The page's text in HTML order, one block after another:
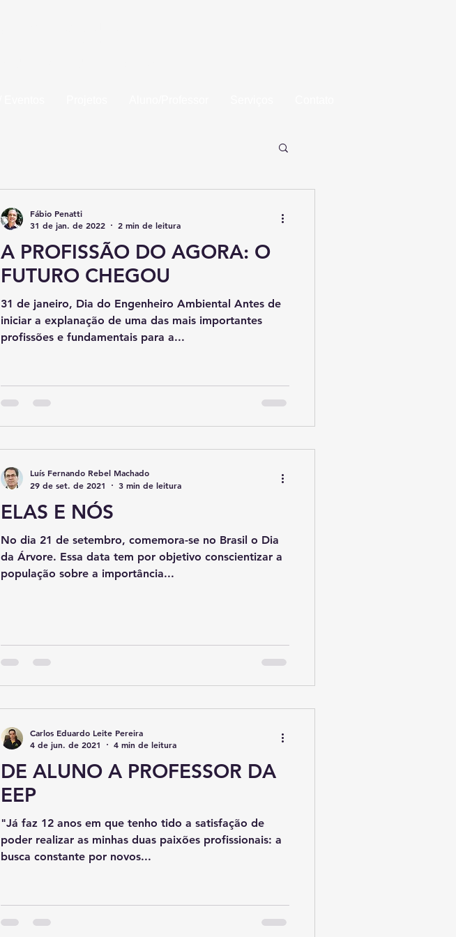
A PROFISSÃO DO AGORA: O
FUTURO CHEGOU
31 de janeiro, Dia do Engenheiro Ambiental Antes de
iniciar a explanação de uma das mais importantes
profissões e fundamentais para a...
Fábio Penatti
31 de jan. de 2022
2 min de leitura
ELAS E NÓS
No dia 21 de setembro, comemora-se no Brasil o Dia
da Árvore. Essa data tem por objetivo conscientizar a
população sobre a importância...
Luís Fernando Rebel Machado
29 de set. de 2021
3 min de leitura
DE ALUNO A PROFESSOR DA
EEP
"Já faz 12 anos em que tenho tido a satisfação de
poder realizar as minhas duas paixões profissionais: a
busca constante por novos...
Carlos Eduardo Leite Pereira
4 de jun. de 2021
4 min de leitura